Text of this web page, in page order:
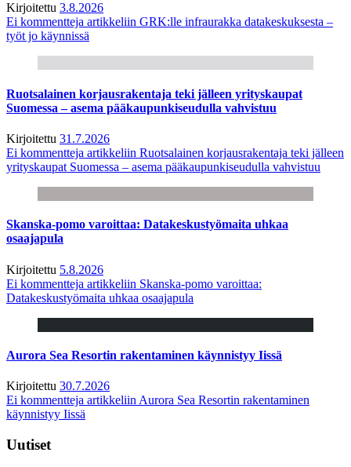
Kirjoitettu 3.8.2026
Ei kommentteja artikkeliin GRK:lle infraurakka datakeskuksesta –
työt jo käynnissä
Ruotsalainen korjausrakentaja teki jälleen yrityskaupat
Suomessa – asema pääkaupunkiseudulla vahvistuu
Kirjoitettu 31.7.2026
Ei kommentteja artikkeliin Ruotsalainen korjausrakentaja teki jälleen
yrityskaupat Suomessa – asema pääkaupunkiseudulla vahvistuu
Skanska-pomo varoittaa: Datakeskustyömaita uhkaa
osaajapula
Kirjoitettu 5.8.2026
Ei kommentteja artikkeliin Skanska-pomo varoittaa:
Datakeskustyömaita uhkaa osaajapula
Aurora Sea Resortin rakentaminen käynnistyy Iissä
Kirjoitettu 30.7.2026
Ei kommentteja artikkeliin Aurora Sea Resortin rakentaminen
käynnistyy Iissä
Uutiset